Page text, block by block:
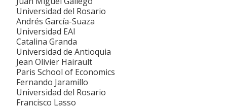
Universidad del Rosario
Andrés García-Suaza
Universidad EAI
Catalina Granda
Universidad de Antioquia
Jean Olivier Hairault
Paris School of Economics
Fernando Jaramillo
Universidad del Rosario
Francisco Lasso